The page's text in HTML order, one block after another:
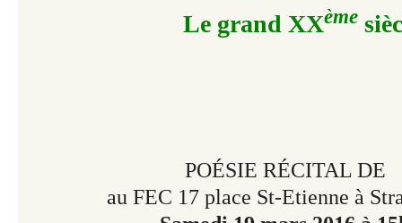
Le grand XXème
POÉSIE RÉCITAL DE
au FEC 17 place St-Etienne à